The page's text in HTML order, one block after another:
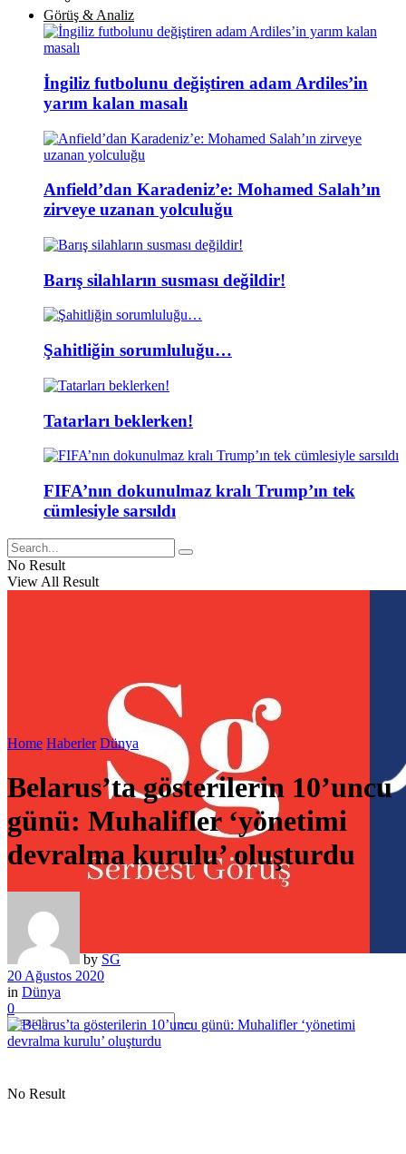
Görüş & Analiz
İngiliz futbolunu değiştiren adam Ardiles’in
yarım kalan masalı
Anfield’dan Karadeniz’e: Mohamed Salah’ın
zirveye uzanan yolculuğu
Barış silahların susması değildir!
Şahitliğin sorumluluğu…
Tatarları beklerken!
FIFA’nın dokunulmaz kralı Trump’ın tek
cümlesiyle sarsıldı
No Result
View All Result
No Result
Home Haberler Dünya
Belarus’ta gösterilerin 10’uncu
günü: Muhalifler ‘yönetimi
devralma kurulu’ oluşturdu
by SG
20 Ağustos 2020
in Dünya
0